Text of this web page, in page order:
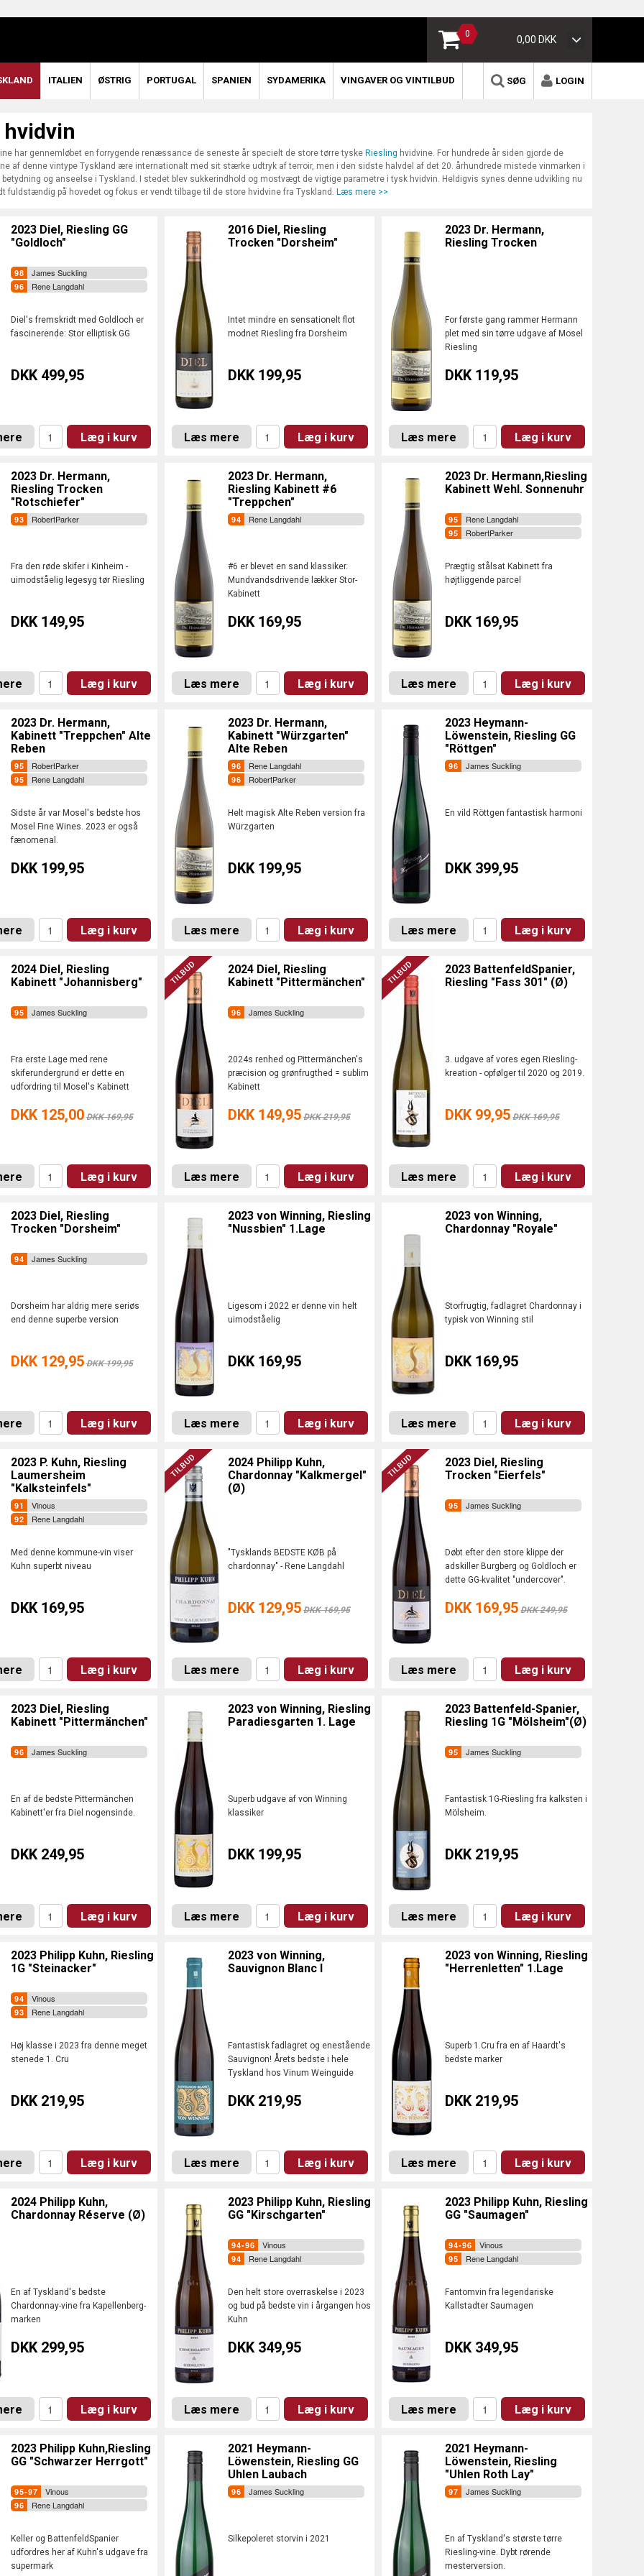
0 0,00 DKK
ITALIEN ØSTRIG PORTUGAL SPANIEN SYDAMERIKA VINGAVER OG VINTILBUD LOGIN
SØG
har gennemløbet en forrygende renæssance de seneste år specielt de store tørre tyske Riesling hvidvine. For hundrede år siden gjorde de
af denne vintype Tyskland ære internationalt med sit stærke udtryk af terroir, men i den sidste halvdel af det 20. århundrede mistede vinmarken i
og anseelse i Tyskland. I stedet blev sukkerindhold og mostvægt de vigtige parametre i tysk hvidvin. Heldigvis synes denne udvikling nu
fuldstændig på hovedet og fokus er vendt tilbage til de store hvidvine fra Tyskland. Læs mere >>
2023 Diel, Riesling GG
"Goldloch"
James Suckling
Rene Langdahl
Diel's fremskridt med Goldloch er
fascinerende: Stor elliptisk GG
DKK 499,95
Læg i kurv
2016 Diel, Riesling
Trocken "Dorsheim"
Intet mindre en sensationelt flot
modnet Riesling fra Dorsheim
DKK 199,95
Læs mere Læg i kurv
2023 Dr. Hermann,
Riesling Trocken
For første gang rammer Hermann
plet med sin tørre udgave af Mosel
Riesling
DKK 119,95
Læs mere Læg i kurv
2023 Dr. Hermann,
Riesling Trocken
"Rotschiefer"
RobertParker
Fra den røde skifer i Kinheim -
uimodståelig legesyg tør Riesling
DKK 149,95
Læg i kurv
2023 Dr. Hermann,
Riesling Kabinett #6
"Treppchen"
Rene Langdahl
#6 er blevet en sand klassiker.
Mundvandsdrivende lækker Stor-
Kabinett
DKK 169,95
Læs mere Læg i kurv
2023 Dr. Hermann,Riesling
Kabinett Wehl. Sonnenuhr
Rene Langdahl
RobertParker
Prægtig stålsat Kabinett fra
højtliggende parcel
DKK 169,95
Læs mere Læg i kurv
2023 Dr. Hermann,
Kabinett "Treppchen" Alte
Reben
RobertParker
Rene Langdahl
Sidste år var Mosel's bedste hos
Mosel Fine Wines. 2023 er også
fænomenal.
DKK 199,95
Læg i kurv
2023 Dr. Hermann,
Kabinett "Würzgarten"
Alte Reben
Rene Langdahl
RobertParker
Helt magisk Alte Reben version fra
Würzgarten
DKK 199,95
Læs mere Læg i kurv
2023 Heymann-
Löwenstein, Riesling GG
"Röttgen"
James Suckling
En vild Röttgen fantastisk harmoni
DKK 399,95
Læs mere Læg i kurv
2024 Diel, Riesling
Kabinett "Johannisberg"
James Suckling
Fra erste Lage med rene
skiferundergrund er dette en
udfordring til Mosel's Kabinett
DKK 125,00 DKK 169,95
Læg i kurv
2024 Diel, Riesling
Kabinett "Pittermänchen"
James Suckling
2024s renhed og Pittermänchen's
præcision og grønfrugthed = sublim
Kabinett
DKK 149,95 DKK 219,95
Læs mere Læg i kurv
2023 BattenfeldSpanier,
Riesling "Fass 301" (Ø)
3. udgave af vores egen Riesling-
kreation - opfølger til 2020 og 2019.
DKK 99,95 DKK 169,95
Læs mere Læg i kurv
2023 Diel, Riesling
Trocken "Dorsheim"
James Suckling
Dorsheim har aldrig mere seriøs
end denne superbe version
DKK 129,95 DKK 199,95
Læg i kurv
2023 von Winning, Riesling
"Nussbien" 1.Lage
Ligesom i 2022 er denne vin helt
uimodståelig
DKK 169,95
Læs mere Læg i kurv
2023 von Winning,
Chardonnay "Royale"
Storfrugtig, fadlagret Chardonnay i
typisk von Winning stil
DKK 169,95
Læs mere Læg i kurv
2023 P. Kuhn, Riesling
Laumersheim
"Kalksteinfels"
Vinous
Rene Langdahl
Med denne kommune-vin viser
Kuhn superbt niveau
DKK 169,95
Læg i kurv
2024 Philipp Kuhn,
Chardonnay "Kalkmergel"
(Ø)
"Tysklands BEDSTE KØB på
chardonnay" - Rene Langdahl
DKK 129,95 DKK 169,95
Læs mere Læg i kurv
2023 Diel, Riesling
Trocken "Eierfels"
James Suckling
Døbt efter den store klippe der
adskiller Burgberg og Goldloch er
dette GG-kvalitet "undercover".
DKK 169,95 DKK 249,95
Læs mere Læg i kurv
2023 Diel, Riesling
Kabinett "Pittermänchen"
James Suckling
En af de bedste Pittermänchen
Kabinett'er fra Diel nogensinde.
DKK 249,95
Læg i kurv
2023 von Winning, Riesling
Paradiesgarten 1. Lage
Superb udgave af von Winning
klassiker
DKK 199,95
Læs mere Læg i kurv
2023 Battenfeld-Spanier,
Riesling 1G "Mölsheim"(Ø)
James Suckling
Fantastisk 1G-Riesling fra kalksten i
Mölsheim.
DKK 219,95
Læs mere Læg i kurv
2023 Philipp Kuhn, Riesling
1G "Steinacker"
Vinous
Rene Langdahl
Høj klasse i 2023 fra denne meget
stenede 1. Cru
DKK 219,95
Læg i kurv
2023 von Winning,
Sauvignon Blanc I
Fantastisk fadlagret og enestående
Sauvignon! Årets bedste i hele
Tyskland hos Vinum Weinguide
DKK 219,95
Læs mere Læg i kurv
2023 von Winning, Riesling
"Herrenletten" 1.Lage
Superb 1.Cru fra en af Haardt's
bedste marker
DKK 219,95
Læs mere Læg i kurv
2024 Philipp Kuhn,
Chardonnay Réserve (Ø)
En af Tyskland's bedste
Chardonnay-vine fra Kapellenberg-
marken
DKK 299,95
Læg i kurv
2023 Philipp Kuhn, Riesling
GG "Kirschgarten"
Vinous
Rene Langdahl
Den helt store overraskelse i 2023
og bud på bedste vin i årgangen hos
Kuhn
DKK 349,95
Læs mere Læg i kurv
2023 Philipp Kuhn, Riesling
GG "Saumagen"
Vinous
Rene Langdahl
Fantomvin fra legendariske
Kallstadter Saumagen
DKK 349,95
Læs mere Læg i kurv
2023 Philipp Kuhn,Riesling
GG "Schwarzer Herrgott"
Vinous
Rene Langdahl
Keller og BattenfeldSpanier
udfordres her af Kuhn's udgave fra
supermark
2021 Heymann-
Löwenstein, Riesling GG
Uhlen Laubach
James Suckling
Silkepoleret storvin i 2021
2021 Heymann-
Löwenstein, Riesling
"Uhlen Roth Lay"
James Suckling
En af Tyskland's største tørre
Riesling-vine. Dybt rørende
mesterversion.